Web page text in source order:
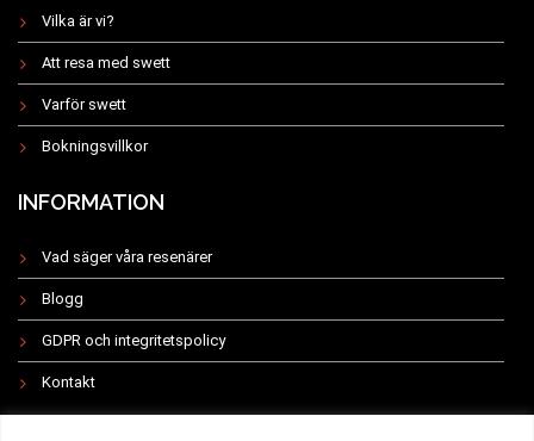
Vilka är vi?
Att resa med swett
Varför swett
Bokningsvillkor
INFORMATION
Vad säger våra resenärer
Blogg
GDPR och integritetspolicy
Kontakt